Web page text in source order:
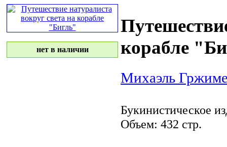
нет в наличии
корабле
Михаэль
Букинистическое
Объем: 432 стр.